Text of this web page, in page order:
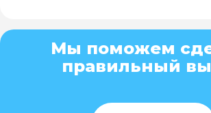
Мы поможем
правильный